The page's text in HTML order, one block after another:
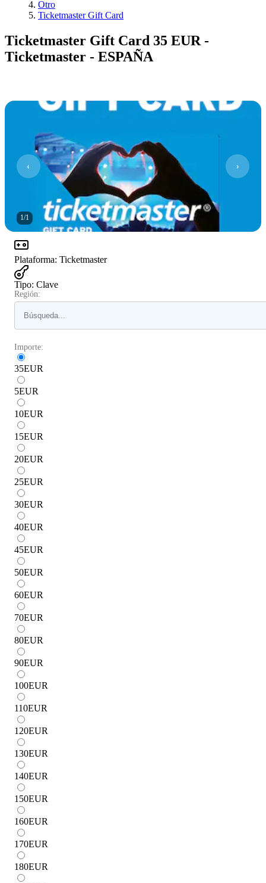
Otro
Ticketmaster Gift Card
Ticketmaster Gift Card 35 EUR -
Ticketmaster - ESPAÑA
1/1
Plataforma: Ticketmaster
Tipo: Clave
Región:
Importe:
35EUR
5EUR
10EUR
15EUR
20EUR
25EUR
30EUR
40EUR
45EUR
50EUR
60EUR
70EUR
80EUR
90EUR
100EUR
110EUR
120EUR
130EUR
140EUR
150EUR
160EUR
170EUR
180EUR